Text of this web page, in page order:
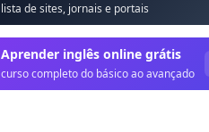
lista de sites, jornais e portais
Aprender inglês online grátis
curso completo do básico ao avançado